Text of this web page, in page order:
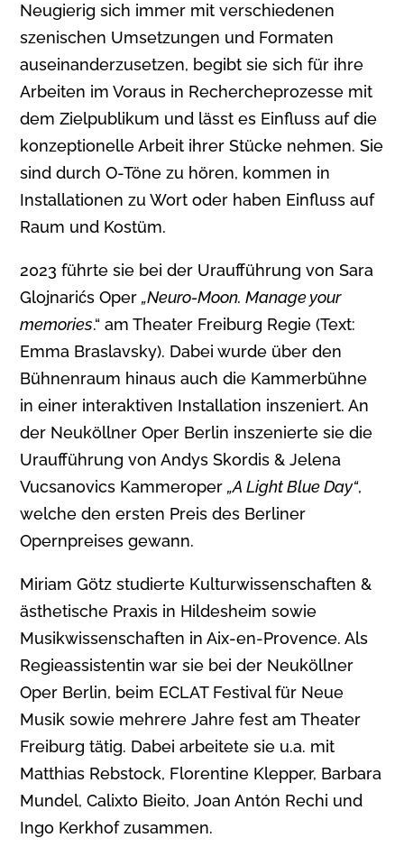
Neugierig sich immer mit verschiedenen
szenischen Umsetzungen und Formaten
auseinanderzusetzen, begibt sie sich für ihre
Arbeiten im Voraus in Rechercheprozesse mit
dem Zielpublikum und lässt es Einfluss auf die
konzeptionelle Arbeit ihrer Stücke nehmen. Sie
sind durch O-Töne zu hören, kommen in
Installationen zu Wort oder haben Einfluss auf
Raum und Kostüm.
2023 führte sie bei der Uraufführung von Sara
Glojnarićs Oper„Neuro-Moon. Manage your
memories.“ am Theater Freiburg Regie (Text:
Emma Braslavsky). Dabei wurde über den
Bühnenraum hinaus auch die Kammerbühne
in einer interaktiven Installation inszeniert. An
der Neuköllner Oper Berlin inszenierte sie die
Uraufführung von Andys Skordis & Jelena
Vucsanovics Kammeroper„A Light Blue Day“,
welche den ersten Preis des Berliner
Opernpreises gewann.
Miriam Götz studierte Kulturwissenschaften &
ästhetische Praxis in Hildesheim sowie
Musikwissenschaften in Aix-en-Provence. Als
Regieassistentin war sie bei der Neuköllner
Oper Berlin, beim ECLAT Festival für Neue
Musik sowie mehrere Jahre fest am Theater
Freiburg tätig. Dabei arbeitete sie u.a. mit
Matthias Rebstock, Florentine Klepper, Barbara
Mundel, Calixto Bieito, Joan Antón Rechi und
Ingo Kerkhof zusammen.